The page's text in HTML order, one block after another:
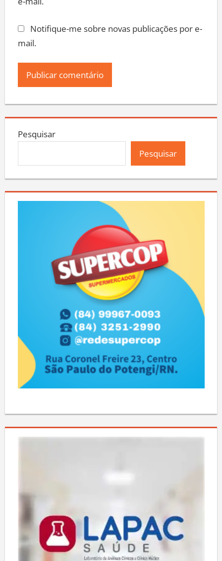
e-mail.
Notifique-me sobre novas publicações por e-
mail.
Pesquisar
Pesquisar